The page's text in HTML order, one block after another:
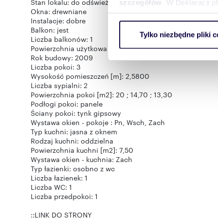
szczegółów . W Deklaracji
ruch w naszej witrynie.
reklamowym i
uzyskanymi podczas
Tylko niezbędne pliki
Stan lokalu: do odświeżenia
Okna: drewniane
Instalacje: dobre
Balkon: jest
Liczba balkonów: 1
Powierzchnia użytkowa [m2]: 76,2100
Rok budowy: 2009
Liczba pokoi: 3
Wysokość pomieszczeń [m]: 2,5800
Liczba sypialni: 2
Powierzchnia pokoi [m2]: 20 ; 14,70 ; 13,30
Podłogi pokoi: panele
Ściany pokoi: tynk gipsowy
Wystawa okien - pokoje : Pn, Wsch, Zach
Typ kuchni: jasna z oknem
Rodzaj kuchni: oddzielna
Powierzchnia kuchni [m2]: 7,50
Wystawa okien - kuchnia: Zach
Typ łazienki: osobno z wc
Liczba łazienek: 1
Liczba WC: 1
Liczba przedpokoi: 1
::LINK DO STRONY